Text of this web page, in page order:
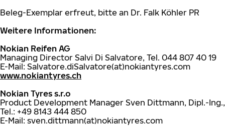
Beleg-Exemplar erfreut, bitte an Dr. Falk Köhler PR
Weitere Informationen:
Nokian Reifen AG
Managing Director Salvi Di Salvatore, Tel. 044 807 40 19
E-Mail: Salvatore.diSalvatore(at)nokiantyres.com
www.nokiantyres.ch
Nokian Tyres s.r.o
Product Development Manager Sven Dittmann, Dipl.-Ing.,
Tel.: +49 8143 444 850
E-Mail: sven.dittmann(at)nokiantyres.com